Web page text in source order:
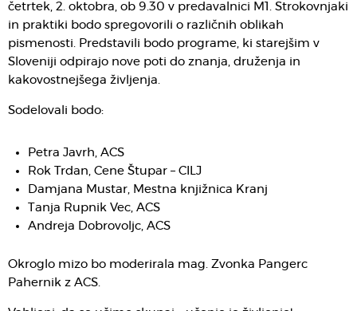
četrtek, 2. oktobra, ob 9.30 v predavalnici M1. Strokovnjaki
in praktiki bodo spregovorili o različnih oblikah
pismenosti. Predstavili bodo programe, ki starejšim v
Sloveniji odpirajo nove poti do znanja, druženja in
kakovostnejšega življenja.
Sodelovali bodo:
Petra Javrh, ACS
Rok Trdan, Cene Štupar – CILJ
Damjana Mustar, Mestna knjižnica Kranj
Tanja Rupnik Vec, ACS
Andreja Dobrovoljc, ACS
Okroglo mizo bo moderirala mag. Zvonka Pangerc
Pahernik z ACS.